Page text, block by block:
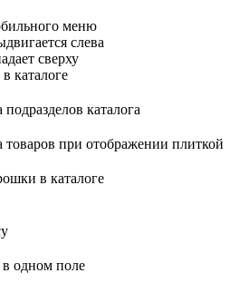
меню
каталоге
каталога
при отображении плиткой
в каталоге
одном поле